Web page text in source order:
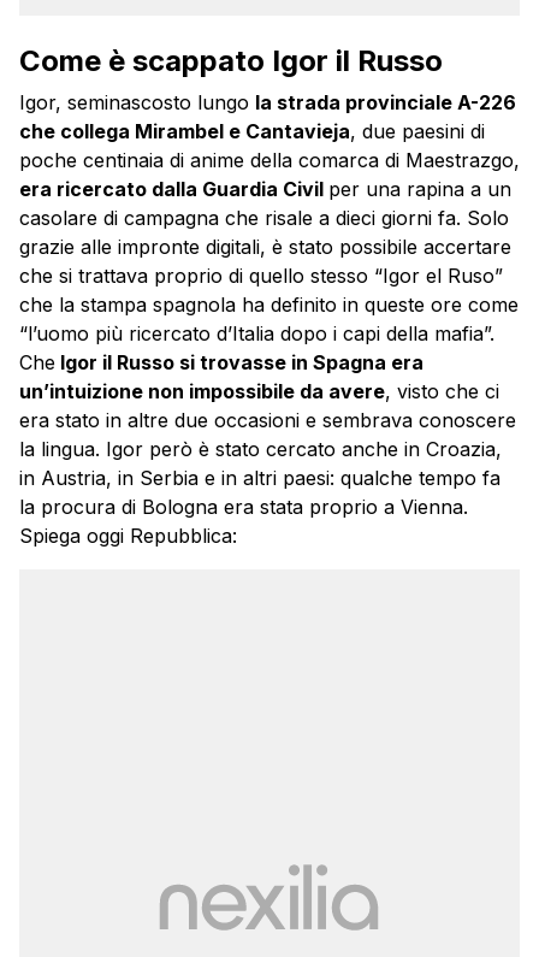
Come è scappato Igor il Russo
Igor, seminascosto lungo la strada provinciale A-226
che collega Mirambel e Cantavieja, due paesini di
poche centinaia di anime della comarca di Maestrazgo,
era ricercato dalla Guardia Civil per una rapina a un
casolare di campagna che risale a dieci giorni fa. Solo
grazie alle impronte digitali, è stato possibile accertare
che si trattava proprio di quello stesso “Igor el Ruso”
che la stampa spagnola ha definito in queste ore come
“l’uomo più ricercato d’Italia dopo i capi della mafia”.
Che Igor il Russo si trovasse in Spagna era
un’intuizione non impossibile da avere, visto che ci
era stato in altre due occasioni e sembrava conoscere
la lingua. Igor però è stato cercato anche in Croazia,
in Austria, in Serbia e in altri paesi: qualche tempo fa
la procura di Bologna era stata proprio a Vienna.
Spiega oggi Repubblica: